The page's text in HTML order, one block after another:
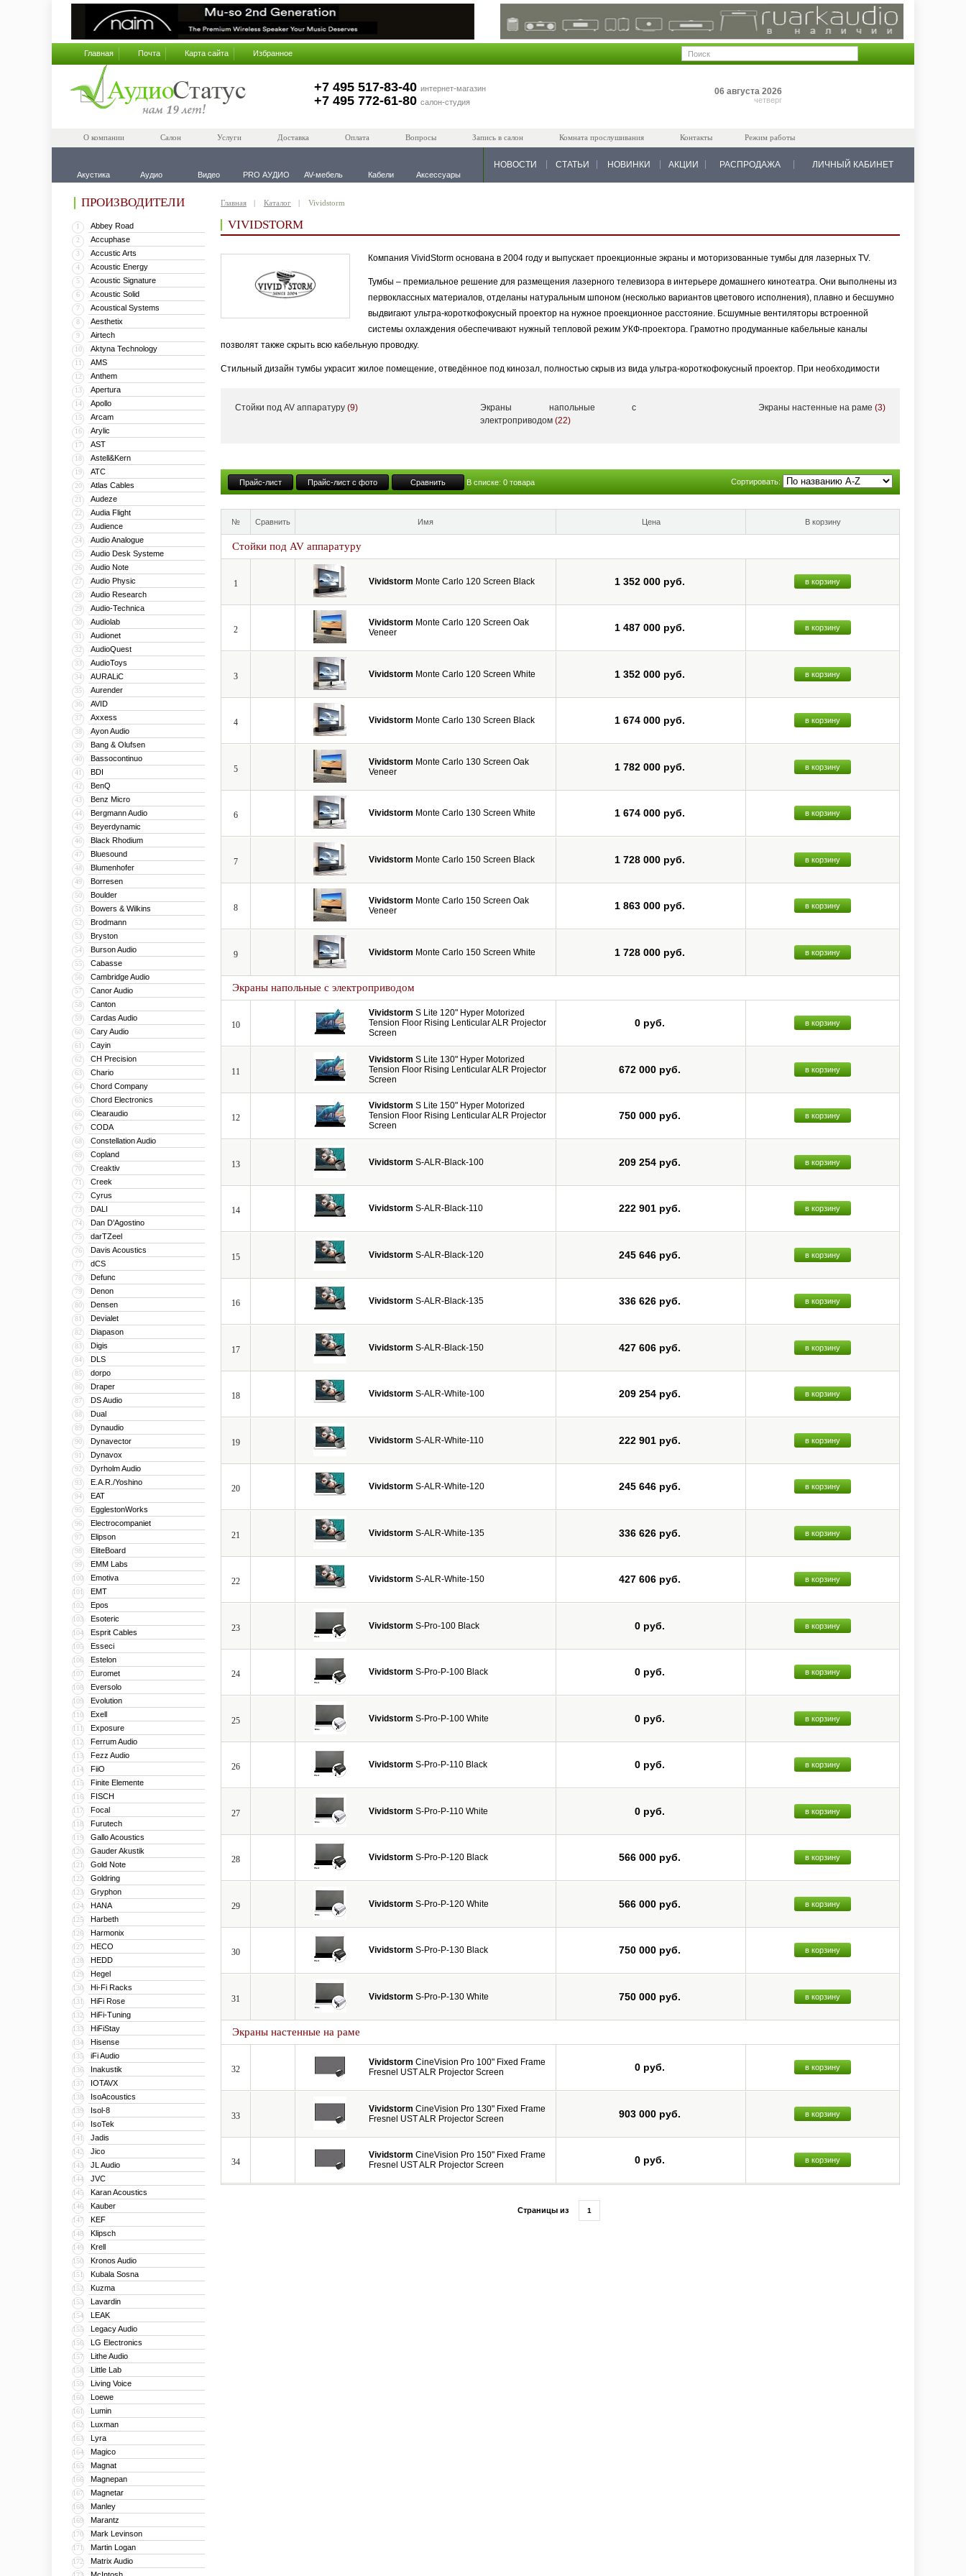
Главная Почта Карта сайта Избранное
+7 495 517-83-40 интернет-магазин
+7 495 772-61-80 салон-студия
06 августа 2026
четверг
О компании Салон Услуги Доставка Оплата Вопросы Запись в салон Комната прослушивания Контакты Режим работы
Акустика Аудио Видео PRO АУДИО AV-мебель Кабели Аксессуары
НОВОСТИ СТАТЬИ НОВИНКИ АКЦИИ РАСПРОДАЖА ЛИЧНЫЙ КАБИНЕТ
ПРОИЗВОДИТЕЛИ
1 Abbey Road
2 Accuphase
3 Accustic Arts
4 Acoustic Energy
5 Acoustic Signature
6 Acoustic Solid
7 Acoustical Systems
8 Aesthetix
9 Airtech
10 Aktyna Technology
11 AMS
12 Anthem
13 Apertura
14 Apollo
15 Arcam
16 Arylic
17 AST
18 Astell&Kern
19 ATC
20 Atlas Cables
21 Audeze
22 Audia Flight
23 Audience
24 Audio Analogue
25 Audio Desk Systeme
26 Audio Note
27 Audio Physic
28 Audio Research
29 Audio-Technica
30 Audiolab
31 Audionet
32 AudioQuest
33 AudioToys
34 AURALiC
35 Aurender
36 AVID
37 Axxess
38 Ayon Audio
39 Bang & Olufsen
40 Bassocontinuo
41 BDI
42 BenQ
43 Benz Micro
44 Bergmann Audio
45 Beyerdynamic
46 Black Rhodium
47 Bluesound
48 Blumenhofer
49 Borresen
50 Boulder
51 Bowers & Wilkins
52 Brodmann
53 Bryston
54 Burson Audio
55 Cabasse
56 Cambridge Audio
57 Canor Audio
58 Canton
59 Cardas Audio
60 Cary Audio
61 Cayin
62 CH Precision
63 Chario
64 Chord Company
65 Chord Electronics
66 Clearaudio
67 CODA
68 Constellation Audio
69 Copland
70 Creaktiv
71 Creek
72 Cyrus
73 DALI
74 Dan D’Agostino
75 darTZeel
76 Davis Acoustics
77 dCS
78 Defunc
79 Denon
80 Densen
81 Devialet
82 Diapason
83 Digis
84 DLS
85 dorpo
86 Draper
87 DS Audio
88 Dual
89 Dynaudio
90 Dynavector
91 Dynavox
92 Dyrholm Audio
93 E.A.R./Yoshino
94 EAT
95 EgglestonWorks
96 Electrocompaniet
97 Elipson
98 EliteBoard
99 EMM Labs
100 Emotiva
101 EMT
102 Epos
103 Esoteric
104 Esprit Cables
105 Esseci
106 Estelon
107 Euromet
108 Eversolo
109 Evolution
110 Exell
111 Exposure
112 Ferrum Audio
113 Fezz Audio
114 FiiO
115 Finite Elemente
116 FISCH
117 Focal
118 Furutech
119 Gallo Acoustics
120 Gauder Akustik
121 Gold Note
122 Goldring
123 Gryphon
124 HANA
125 Harbeth
126 Harmonix
127 HECO
128 HEDD
129 Hegel
130 Hi-Fi Racks
131 HiFi Rose
132 HiFi-Tuning
133 HiFiStay
134 Hisense
135 iFi Audio
136 Inakustik
137 IOTAVX
138 IsoAcoustics
139 Isol-8
140 IsoTek
141 Jadis
142 Jico
143 JL Audio
144 JVC
145 Karan Acoustics
146 Kauber
147 KEF
148 Klipsch
149 Krell
150 Kronos Audio
151 Kubala Sosna
152 Kuzma
153 Lavardin
154 LEAK
155 Legacy Audio
156 LG Electronics
157 Lithe Audio
158 Little Lab
159 Living Voice
160 Loewe
161 Lumin
162 Luxman
163 Lyra
164 Magico
165 Magnat
166 Magnepan
167 Magnetar
168 Manley
169 Marantz
170 Mark Levinson
171 Martin Logan
172 Matrix Audio
Главная Каталог Vividstorm
VIVIDSTORM
Компания VividStorm основана в 2004 году и выпускает проекционные экраны и моторизованные тумбы для лазерных TV.
Тумбы – премиальное решение для размещения лазерного телевизора в интерьере домашнего кинотеатра. Они выполнены из
первоклассных материалов, отделаны натуральным шпоном (несколько вариантов цветового исполнения), плавно и бесшумно
выдвигают ультра-короткофокусный проектор на нужное проекционное расстояние. Бсшумные вентиляторы встроенной
системы охлаждения обеспечивают нужный тепловой режим УКФ-проектора. Грамотно продуманные кабельные каналы
позволят также скрыть всю кабельную проводку.
Стильный дизайн тумбы украсит жилое помещение, отведённое под кинозал, полностью скрыв из вида ультра-короткофокусный проектор. При необходимости
Кроме того, компания VividStorm предлагает на рынке широкий ассортимент экранов, включая уникальные ALR-экраны для ультра-короткофокусной проекции, в том
числе моторизованные и встраиваемые – как в потолок, так и в мебель (выезжающие вверх). А помимо всего прочего – в портфолио VividStorm есть ALR-экраны
Стойки под AV аппаратуру (9)
Экраны напольные с
электроприводом (22)
Экраны настенные на раме (3)
Прайс-лист Прайс-лист с фото Сравнить В списке: 0 товара Сортировать:
№ Сравнить Имя Цена В корзину
Стойки под AV аппаратуру
1 Vividstorm Monte Carlo 120 Screen Black 1 352 000 руб. в корзину
2
Vividstorm Monte Carlo 120 Screen Oak
Veneer
1 487 000 руб. в корзину
3 Vividstorm Monte Carlo 120 Screen White 1 352 000 руб. в корзину
4 Vividstorm Monte Carlo 130 Screen Black 1 674 000 руб. в корзину
5
Vividstorm Monte Carlo 130 Screen Oak
Veneer
1 782 000 руб. в корзину
6 Vividstorm Monte Carlo 130 Screen White 1 674 000 руб. в корзину
7 Vividstorm Monte Carlo 150 Screen Black 1 728 000 руб. в корзину
8
Vividstorm Monte Carlo 150 Screen Oak
Veneer
1 863 000 руб. в корзину
9 Vividstorm Monte Carlo 150 Screen White 1 728 000 руб. в корзину
Экраны напольные с электроприводом
10
Vividstorm S Lite 120" Hyper Motorized
Tension Floor Rising Lenticular ALR Projector
Screen
0 руб. в корзину
11
Vividstorm S Lite 130" Hyper Motorized
Tension Floor Rising Lenticular ALR Projector
Screen
672 000 руб. в корзину
12
Vividstorm S Lite 150" Hyper Motorized
Tension Floor Rising Lenticular ALR Projector
Screen
750 000 руб. в корзину
13 Vividstorm S-ALR-Black-100 209 254 руб. в корзину
14 Vividstorm S-ALR-Black-110 222 901 руб. в корзину
15 Vividstorm S-ALR-Black-120 245 646 руб. в корзину
16 Vividstorm S-ALR-Black-135 336 626 руб. в корзину
17 Vividstorm S-ALR-Black-150 427 606 руб. в корзину
18 Vividstorm S-ALR-White-100 209 254 руб. в корзину
19 Vividstorm S-ALR-White-110 222 901 руб. в корзину
20 Vividstorm S-ALR-White-120 245 646 руб. в корзину
21 Vividstorm S-ALR-White-135 336 626 руб. в корзину
22 Vividstorm S-ALR-White-150 427 606 руб. в корзину
23 Vividstorm S-Pro-100 Black 0 руб. в корзину
24 Vividstorm S-Pro-P-100 Black 0 руб. в корзину
25 Vividstorm S-Pro-P-100 White 0 руб. в корзину
26 Vividstorm S-Pro-P-110 Black 0 руб. в корзину
27 Vividstorm S-Pro-P-110 White 0 руб. в корзину
28 Vividstorm S-Pro-P-120 Black 566 000 руб. в корзину
29 Vividstorm S-Pro-P-120 White 566 000 руб. в корзину
30 Vividstorm S-Pro-P-130 Black 750 000 руб. в корзину
31 Vividstorm S-Pro-P-130 White 750 000 руб. в корзину
Экраны настенные на раме
32
Vividstorm CineVision Pro 100" Fixed Frame
Fresnel UST ALR Projector Screen
0 руб. в корзину
33
Vividstorm CineVision Pro 130" Fixed Frame
Fresnel UST ALR Projector Screen
903 000 руб. в корзину
34
Vividstorm CineVision Pro 150" Fixed Frame
Fresnel UST ALR Projector Screen
0 руб. в корзину
Страницы из 1